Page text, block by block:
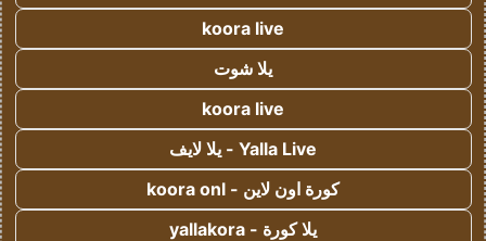
koora live
يلا شوت
koora live
Yalla Live - يلا لايف
كورة اون لاين - koora onl
يلا كورة - yallakora